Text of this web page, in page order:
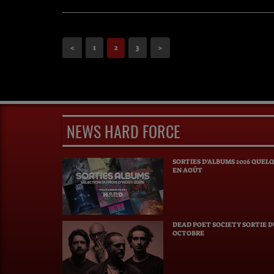
< 1 2 3 >
NEWS HARD FORCE
SORTIES D'ALBUMS 2026
EN AOÛT
DEAD POET SOCIETY SORTIE
OCTOBRE